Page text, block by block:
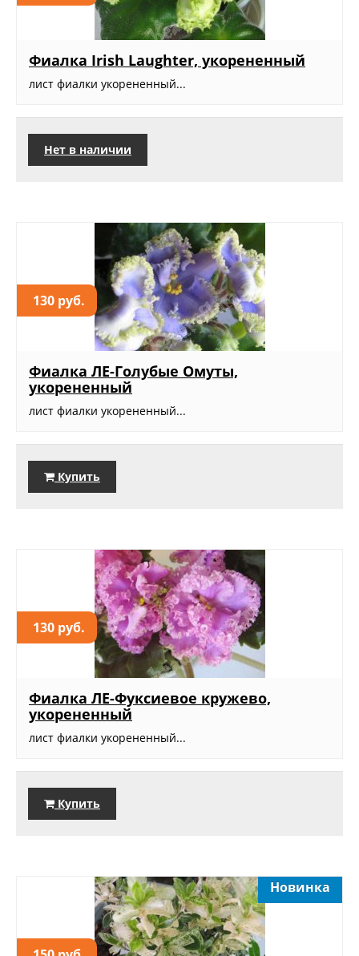
Фиалка Irish Laughter, укорененный
лист фиалки укорененный...
Нет в наличии
130 руб.
Фиалка ЛЕ-Голубые Омуты,
укорененный
лист фиалки укорененный...
Купить
130 руб.
Фиалка ЛЕ-Фуксиевое кружево,
укорененный
лист фиалки укорененный...
Купить
Новинка